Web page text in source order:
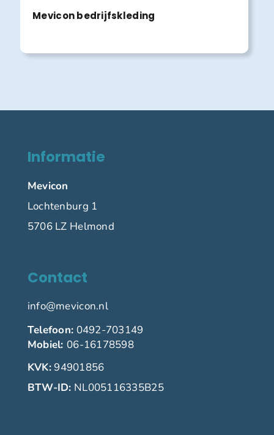
Mevicon bedrijfskleding
Informatie
Mevicon
Lochtenburg 1
5706 LZ Helmond
Contact
info@mevicon.nl
Telefoon: 0492-703149
Mobiel: 06-16178598
KVK:94901856
BTW-ID: NL005116335B25